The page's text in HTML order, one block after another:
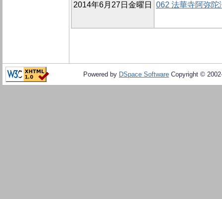
2014年6月27日金曜日 062 法華寺阿弥陀
Powered by DSpace Software Copyright ©